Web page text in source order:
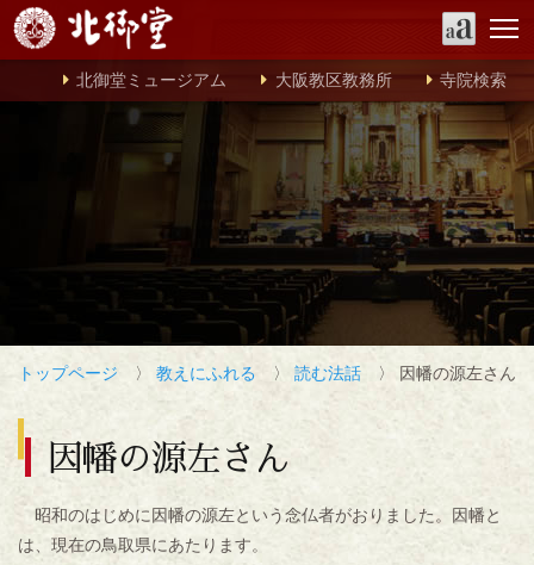
北御堂ミュージアム 大阪教区教務所 寺院検索
トップページ 〉 教えにふれる 〉 読む法話 〉 因幡の源左さん
因幡の源左さん
昭和のはじめに因幡の源左という念仏者がおりました。因幡と
は、現在の鳥取県にあたります。